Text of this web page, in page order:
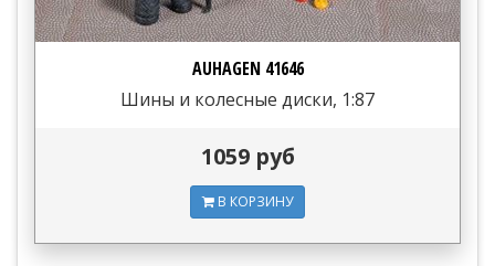
AUHAGEN 41646
Шины и колесные диски, 1:87
1059 руб
В КОРЗИНУ